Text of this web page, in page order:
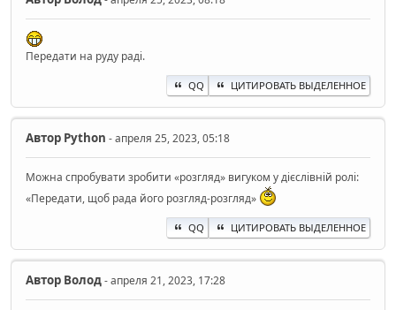
Передати на руду раді.
QQ ЦИТИРОВАТЬ ВЫДЕЛЕННОЕ
Автор Python - апреля 25, 2023, 05:18
Можна спробувати зробити «розгляд» вигуком у дієслівній ролі:
«Передати, щоб рада його розгляд-розгляд»
QQ ЦИТИРОВАТЬ ВЫДЕЛЕННОЕ
Автор Волод- апреля 21, 2023, 17:28